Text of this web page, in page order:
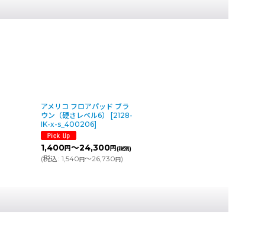
アメリコ フロアパッド ブラ
ウン（硬さレベル6）
[2128-
IK-x-s_400206]
1,400円～24,300円(税別)
(税込: 1,540円～26,730円)